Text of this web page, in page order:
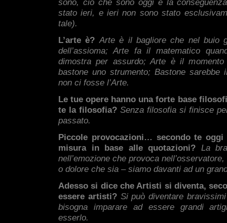
sono, ciò che sono oggi è la
stato ieri, e ieri non sono stato
tale).
L’arte è?Arte è il bagliore che nel buio
dell’assioma;Arte fa il matematico
dimostra per assurdo;Arte è il
bastone uno strumento; Bastone sarebbe
non ci fosse l’Arte.
Le tue opere hanno una forte base
te la filosofia? Senza filosofia si finisce
passato.
Piccole provocazioni… secondo te
misura in base alle quotazioni? La
nell’emozione che provoca
o dolore che sia – siamo davanti ad un
Adesso si dice che Artisti si diventa,
essere artisti? Si può diventare
bisogna imparare ad essere grandi
esserlo.